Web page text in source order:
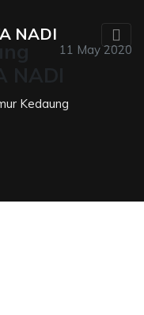
NADI
11 May 2020
Kedaung